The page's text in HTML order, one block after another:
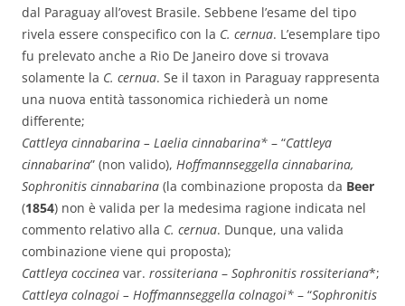
dal Paraguay all’ovest Brasile. Sebbene l’esame del tipo
rivela essere conspecifico con la C. cernua. L’esemplare tipo
fu prelevato anche a Rio De Janeiro dove si trovava
solamente la C. cernua. Se il taxon in Paraguay rappresenta
una nuova entità tassonomica richiederà un nome
differente;
Cattleya cinnabarina – Laelia cinnabarina* – “Cattleya
cinnabarina” (non valido), Hoffmannseggella cinnabarina,
Sophronitis cinnabarina (la combinazione proposta da Beer
(1854) non è valida per la medesima ragione indicata nel
commento relativo alla C. cernua. Dunque, una valida
combinazione viene qui proposta);
Cattleya coccinea var. rossiteriana – Sophronitis rossiteriana*;
Cattleya colnagoi – Hoffmannseggella colnagoi* – “Sophronitis